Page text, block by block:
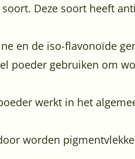
Deze soort heeft
en de iso-flavonoïde
poeder gebruiken om
werkt in het
worden